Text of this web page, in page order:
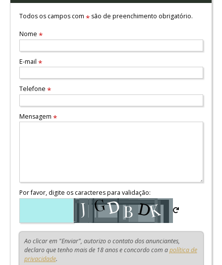
Todos os campos com *são de preenchimento obrigatório.
Nome *
E-mail *
Telefone *
Mensagem *
Por favor, digite os caracteres para validação:
Ao clicar em "Enviar", autorizo o contato dos anunciantes,
declaro que tenho mais de 18 anos e concordo com apolítica de
privacidade.